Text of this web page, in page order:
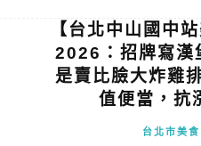
【台北中山國中
2026：招牌寫漢
是賣比臉大炸雞
值便當，抗
台北市美食